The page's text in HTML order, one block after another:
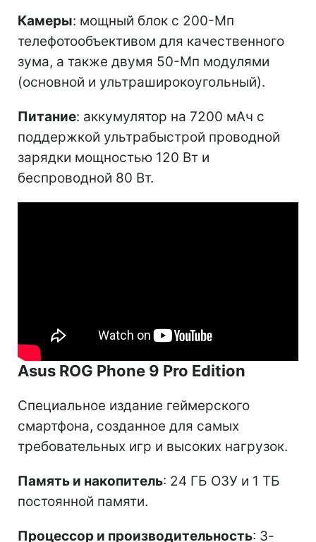
Камеры: мощный блок с 200-Мп
телефотообъективом для качественного
зума, а также двумя 50-Мп модулями
(основной и ультраширокоугольный).
Питание: аккумулятор на 7200 мАч с
поддержкой ультрабыстрой проводной
зарядки мощностью 120 Вт и
беспроводной 80 Вт.
Asus ROG Phone 9 Pro Edition
Специальное издание геймерского
смартфона, созданное для самых
требовательных игр и высоких нагрузок.
Память и накопитель: 24 ГБ ОЗУ и 1 ТБ
постоянной памяти.
Процессор и производительность: 3-